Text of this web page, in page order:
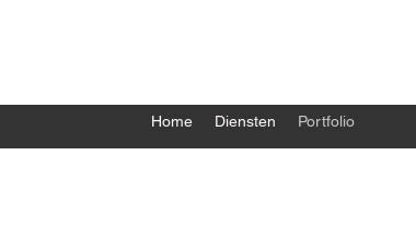
Home Diensten Portfolio